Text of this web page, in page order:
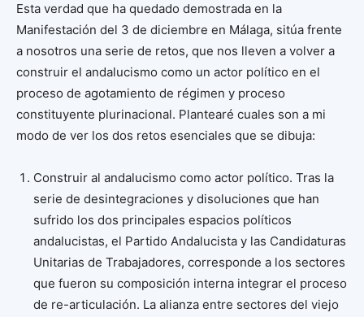
Esta verdad que ha quedado demostrada en la
Manifestación del 3 de diciembre en Málaga, sitúa frente
a nosotros una serie de retos, que nos lleven a volver a
construir el andalucismo como un actor político en el
proceso de agotamiento de régimen y proceso
constituyente plurinacional. Plantearé cuales son a mi
modo de ver los dos retos esenciales que se dibuja:
Construir al andalucismo como actor político. Tras la
serie de desintegraciones y disoluciones que han
sufrido los dos principales espacios políticos
andalucistas, el Partido Andalucista y las Candidaturas
Unitarias de Trabajadores, corresponde a los sectores
que fueron su composición interna integrar el proceso
de re-articulación. La alianza entre sectores del viejo